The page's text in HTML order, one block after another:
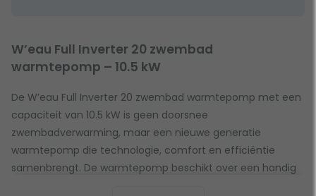
W’eau Full Inverter 20 zwembad
warmtepomp – 10.5 kW
De W’eau Full Inverter 20 zwembad warmtepomp met een
capaciteit van 10.5 kW is geen doorsnee
zwembadverwarming, maar een nieuwe generatie
warmtepomp die technologie, comfort en efficiëntie
samenbrengt. De warmtepomp beschikt over een handig